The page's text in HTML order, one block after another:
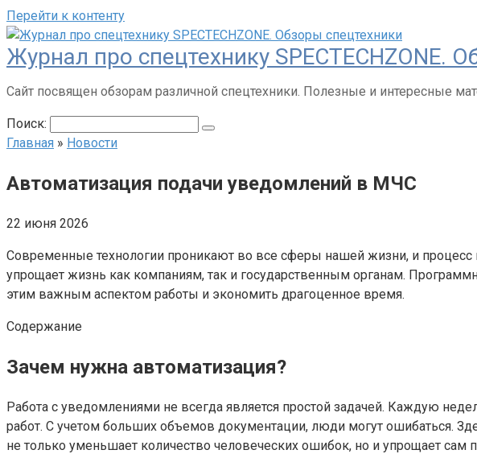
Перейти к контенту
Журнал про спецтехнику SPECTECHZONE.
Сайт посвящен обзорам различной спецтехники. Полезные и интересные
Поиск:
Главная » Новости
Автоматизация подачи уведомлений в МЧС
22 июня 2026
Современные технологии проникают во все сферы нашей жизни, и
упрощает жизнь как компаниям, так и государственным органам.
этим важным аспектом работы и экономить драгоценное время.
Содержание
Зачем нужна автоматизация?
Работа с уведомлениями не всегда является простой задачей. Каждую
работ. С учетом больших объемов документации, люди могут ошибаться.
не только уменьшает количество человеческих ошибок, но и упрощает